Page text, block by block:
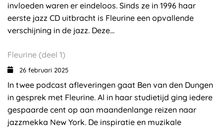
invloeden waren er eindeloos. Sinds ze in 1996 haar
eerste jazz CD uitbracht is Fleurine een opvallende
verschijning in de jazz. Deze...
Fleurine (deel 1)
26 februari 2025
In twee podcast afleveringen gaat Ben van den Dungen
in gesprek met Fleurine. Al in haar studietijd ging iedere
gespaarde cent op aan maandenlange reizen naar
jazzmekka New York. De inspiratie en muzikale